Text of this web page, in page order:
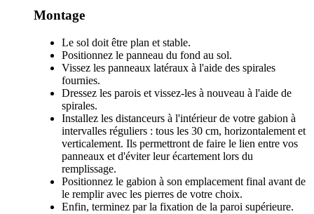
Montage
Le sol doit être plan et stable.
Positionnez le panneau du fond au sol.
Vissez les panneaux latéraux à l'aide des spirales
fournies.
Dressez les parois et vissez-les à nouveau à l'aide de
spirales.
Installez les distanceurs à l'intérieur de votre gabion à
intervalles réguliers : tous les 30 cm, horizontalement et
verticalement. Ils permettront de faire le lien entre vos
panneaux et d'éviter leur écartement lors du
remplissage.
Positionnez le gabion à son emplacement final avant de
le remplir avec les pierres de votre choix.
Enfin, terminez par la fixation de la paroi supérieure.